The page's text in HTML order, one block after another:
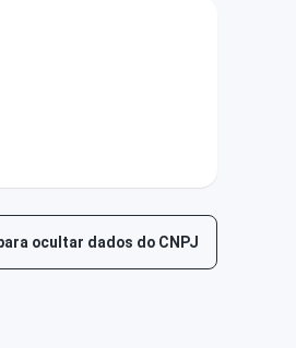
ocultar dados do CNPJ